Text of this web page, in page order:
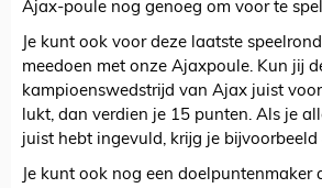
Ajax-poule nog genoeg om voor te
Je kunt ook voor deze laatste
meedoen met onze Ajaxpoule. Kun jij
kampioenswedstrijd van Ajax juist
lukt, dan verdien je 15 punten. Als je
juist hebt ingevuld, krijg je bijvoorbeeld
Je kunt ook nog een doelpuntenmaker